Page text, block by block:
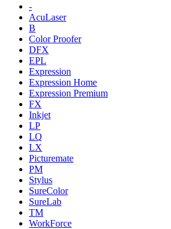
-
AcuLaser
B
Color Proofer
DFX
EPL
Expression
Expression Home
Expression Premium
FX
Inkjet
LP
LQ
LX
Picturemate
PM
Stylus
SureColor
SureLab
TM
WorkForce